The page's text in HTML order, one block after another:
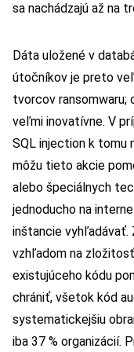
sa nachádzajú až na
Dáta uložené v
útočníkov je preto
tvorcov ransomwaru;
veľmi inovatívne. V
SQL injection k tomu
môžu tieto akcie
alebo špeciálnych
jednoducho na
inštancie vyhľadávať.
vzhľadom na
existujúceho kódu
chrániť, všetok kód
systematickejšiu
iba 37 % organizácií.